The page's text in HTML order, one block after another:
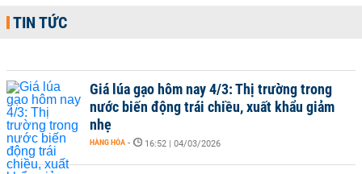
TIN TỨC
Giá lúa gạo hôm nay 4/3: Thị trường trong
nước biến động trái chiều, xuất khẩu giảm
nhẹ
HÀNG HÓA - 16:52 | 04/03/2026